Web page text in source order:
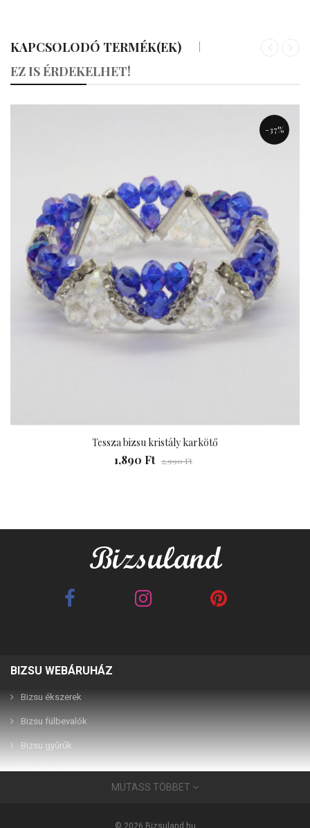
KAPCSOLODÓ TERMÉK(EK)
EZ IS ÉRDEKELHET!
-37%
Tessza bizsu kristály karkötő
1,890 Ft 2,990 Ft
Best Friends barna 2in1
2,990 Ft
BIZSU WEBÁRUHÁZ
Bizsu ékszerek
Bizsu fülbevalók
Bizsu gyűrűk
Bizsu karkötők
MUTASS TÖBBET
© 2026 Bizsuland.hu